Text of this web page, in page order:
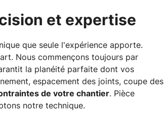
et expertise
que seule l'expérience apporte.
Nous commençons toujours par
la planéité parfaite dont vos
espacement des joints, coupe des
de votre chantier. Pièce
notre technique.